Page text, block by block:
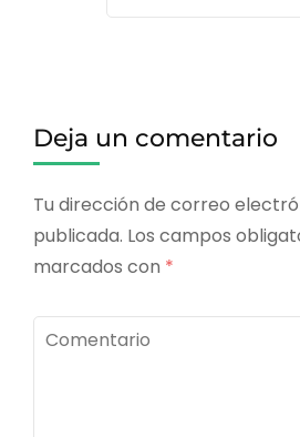
Deja un comentario
Tu dirección de correo
publicada. Los campos
marcados con *
Comentario